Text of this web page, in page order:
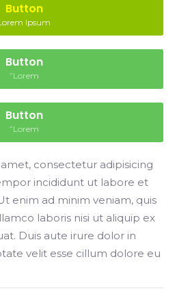
Button
Ipsum
Button
”Lorem
Button
”Lorem
consectetur adipisicing
incididunt ut labore et
enim ad minim veniam, quis
laboris nisi ut aliquip ex
Duis aute irure dolor in
velit esse cillum dolore eu